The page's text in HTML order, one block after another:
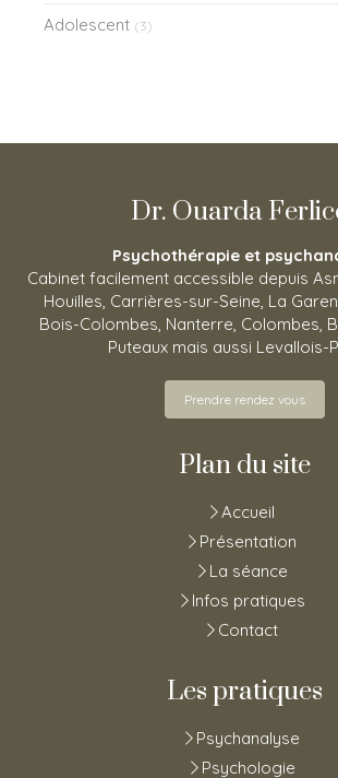
Adolescent (3)
Dr. Ouarda
Psychothérapie et
Cabinet facilement accessible depuis
Houilles, Carrières-sur-Seine, La
Bois-Colombes, Nanterre, Colombes,
Puteaux mais aussi Levallois-
Prendre rendez vous
Plan du site
Accueil
Présentation
La séance
Infos pratiques
Contact
Les pratiques
Psychanalyse
Psychologie